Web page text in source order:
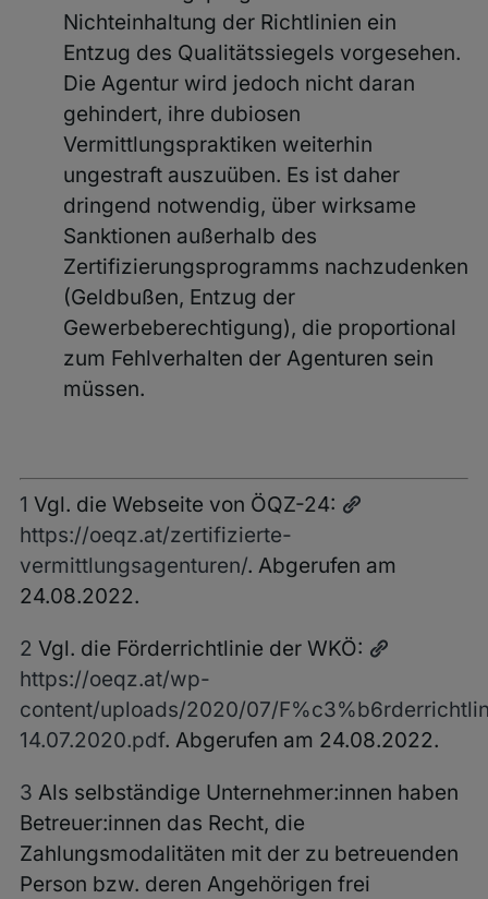
Nichteinhaltung der Richtlinien ein
Entzug des Qualitätssiegels vorgesehen.
Die Agentur wird jedoch nicht daran
gehindert, ihre dubiosen
Vermittlungspraktiken weiterhin
ungestraft auszuüben. Es ist daher
dringend notwendig, über wirksame
Sanktionen außerhalb des
Zertifizierungsprogramms nachzudenken
(Geldbußen, Entzug der
Gewerbeberechtigung), die proportional
zum Fehlverhalten der Agenturen sein
müssen.
1 Vgl. die Webseite von ÖQZ-24:
https://oeqz.at/zertifizierte-
vermittlungsagenturen/. Abgerufen am
24.08.2022.
2 Vgl. die Förderrichtlinie der WKÖ:
https://oeqz.at/wp-
content/uploads/2020/07/
14.07.2020.pdf. Abgerufen am 24.08.2022.
3 Als selbständige Unternehmer:innen haben
Betreuer:innen das Recht, die
Zahlungsmodalitäten mit der zu betreuenden
Person bzw. deren Angehörigen frei